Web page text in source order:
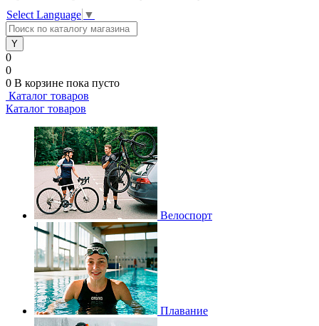
Select Language ▼
0
0
0 В корзине пока пусто
Каталог товаров
Каталог товаров
Велоспорт
Плавание